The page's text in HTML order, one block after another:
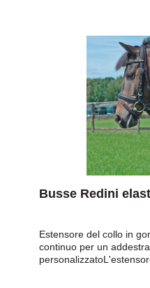
Busse Redini
Estensore del collo in
continuo per un